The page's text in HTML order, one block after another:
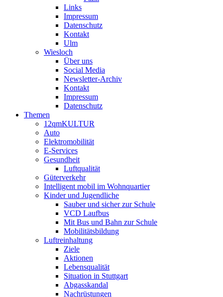
Links
Impressum
Datenschutz
Kontakt
Ulm
Wiesloch
Über uns
Social Media
Newsletter-Archiv
Kontakt
Impressum
Datenschutz
Themen
12qmKULTUR
Auto
Elektromobilität
E-Services
Gesundheit
Luftqualität
Güterverkehr
Intelligent mobil im Wohnquartier
Kinder und Jugendliche
Sauber und sicher zur Schule
VCD Laufbus
Mit Bus und Bahn zur Schule
Mobilitätsbildung
Luftreinhaltung
Ziele
Aktionen
Lebensqualität
Situation in Stuttgart
Abgasskandal
Nachrüstungen